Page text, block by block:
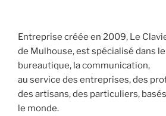
Entreprise créée en 2009, Le
de Mulhouse, est spécialisé dans
bureautique, la communication,
au service des entreprises, des
des artisans, des particuliers,
le monde.